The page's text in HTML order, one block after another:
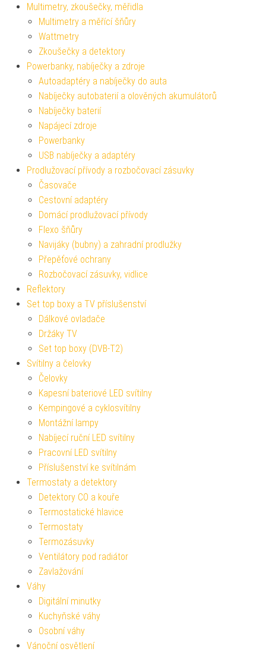
Multimetry, zkoušečky, měřidla
Multimetry a měřící šňůry
Wattmetry
Zkoušečky a detektory
Powerbanky, nabíječky a zdroje
Autoadaptéry a nabíječky do auta
Nabíječky autobaterií a olověných akumulátorů
Nabíječky baterií
Napájecí zdroje
Powerbanky
USB nabíječky a adaptéry
Prodlužovací přívody a rozbočovací zásuvky
Časovače
Cestovní adaptéry
Domácí prodlužovací přívody
Flexo šňůry
Navijáky (bubny) a zahradní prodlužky
Přepěťové ochrany
Rozbočovací zásuvky, vidlice
Reflektory
Set top boxy a TV příslušenství
Dálkové ovladače
Držáky TV
Set top boxy (DVB-T2)
Svítilny a čelovky
Čelovky
Kapesní bateriové LED svítilny
Kempingové a cyklosvítilny
Montážní lampy
Nabíjecí ruční LED svítilny
Pracovní LED svítilny
Příslušenství ke svítilnám
Termostaty a detektory
Detektory CO a kouře
Termostatické hlavice
Termostaty
Termozásuvky
Ventilátory pod radiátor
Zavlažování
Váhy
Digitální minutky
Kuchyňské váhy
Osobní váhy
Vánoční osvětlení